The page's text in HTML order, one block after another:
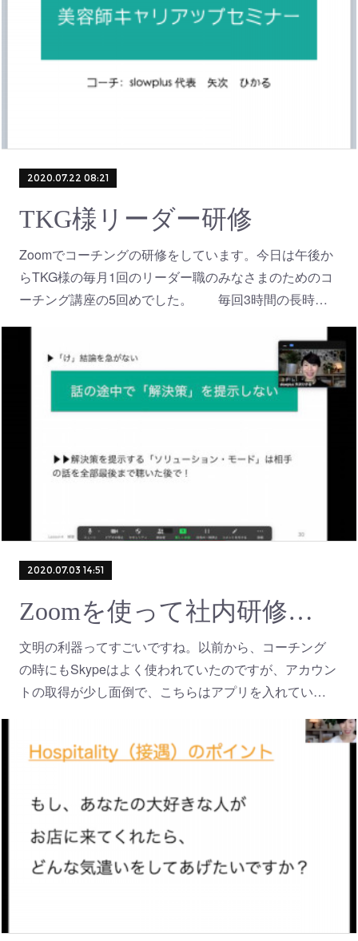
2020.07.22 08:21
TKG様リーダー研修
Zoomでコーチングの研修をしています。 今日は午後か
らTKG様の毎月1回のリーダー職のみなさまのためのコ
ーチング講座の5回めでした。 毎回3時間の長時…
2020.07.03 14:51
Zoomを使って社内研修向けビデオ作成
文明の利器ってすごいですね。以前から、コーチング
の時にもSkypeはよく使われていたのですが、アカウン
トの取得が少し面倒で、こちらはアプリを入れてい…